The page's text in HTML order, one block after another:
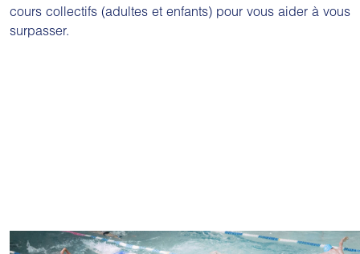
cours collectifs (adultes et enfants) pour vous aider à vous
surpasser.